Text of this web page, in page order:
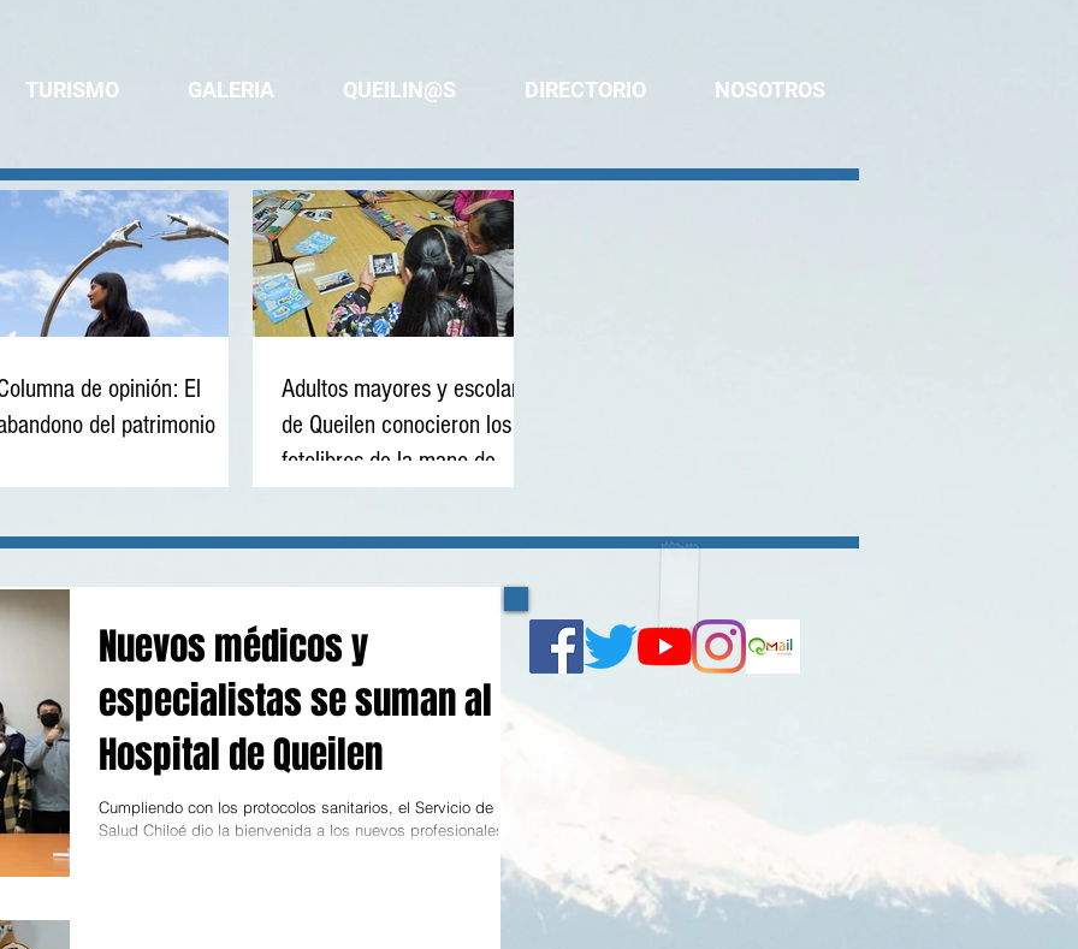
TURISMO GALERIA QUEILIN@S DIRECTORIO NOSOTROS
de opinión: El
del patrimonio
Adultos mayores y escolares
de Queilen conocieron los
fotolibros de la mano de
Tatiana Sardá
Nuevos médicos y
especialistas se suman al
Hospital de Queilen
Cumpliendo con los protocolos sanitarios, el Servicio de
Salud Chiloé dio la bienvenida a los nuevos profesionales